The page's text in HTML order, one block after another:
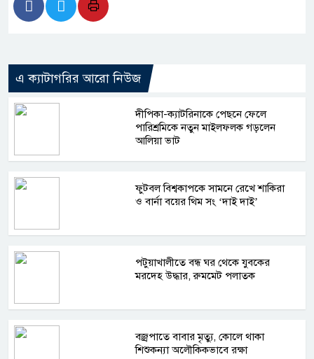
এ ক্যাটাগরির আরো নিউজ
দীপিকা-ক্যাটরিনাকে পেছনে ফেলে
পারিশ্রমিকে নতুন মাইলফলক গড়লেন
আলিয়া ভাট
ফুটবল বিশ্বকাপকে সামনে রেখে শাকিরা
ও বার্না বয়ের থিম সং ‘দাই দাই’
পটুয়াখালীতে বন্ধ ঘর থেকে যুবকের
মরদেহ উদ্ধার, রুমমেট পলাতক
বজ্রপাতে বাবার মৃত্যু, কোলে থাকা
শিশুকন্যা অলৌকিকভাবে রক্ষা